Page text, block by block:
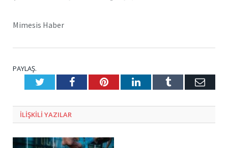
Mimesis Haber
PAYLAŞ.
TwitterFacebookPinterestLinkedInTumblr E-
ILIŞKILI YAZILAR